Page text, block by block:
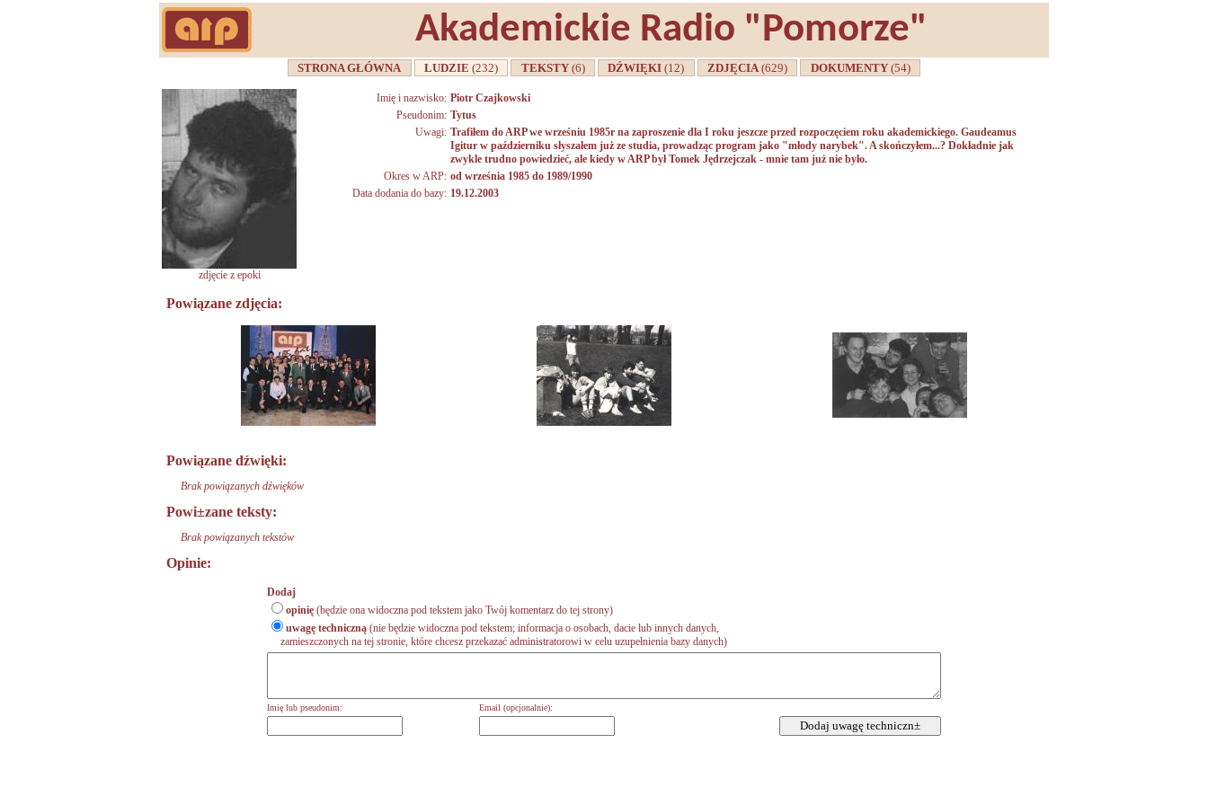
Akademickie Radio "Pomorze"
STRONA GŁÓWNA LUDZIE(232) TEKSTY (6) DŹWIĘKI(12) ZDJĘCIA(629) DOKUMENTY (54)
zdjęcie z epoki
Imię i nazwisko: Piotr Czajkowski
Pseudonim: Tytus
Uwagi: Trafiłem do ARP we wrześniu 1985r na zaproszenie dla I roku jeszcze przed rozpoczęciem roku akademickiego. Gaudeamus
Igitur w październiku słyszałem już ze studia, prowadząc program jako "młody narybek". A skończyłem...? Dokładnie jak
zwykle trudno powiedzieć, ale kiedy w ARP był Tomek Jędrzejczak - mnie tam już nie było.
Okres w ARP: od września 1985 do 1989/1990
Data dodania do bazy: 19.12.2003
Powiązane zdjęcia:
Powiązane dźwięki:
Brak powiązanych dźwięków
Powi±zane teksty:
Brak powiązanych tekstów
Opinie:
Dodaj
opinię (będzie ona widoczna pod tekstem jako Twój komentarz do tej strony)
uwagę techniczną (nie będzie widoczna pod tekstem; informacja o osobach, dacie lub innych danych,
zamieszczonych na tej stronie, które chcesz przekazać administratorowi w celu uzupełnienia bazy danych)
Imię lub pseudonim: Email (opcjonalnie):